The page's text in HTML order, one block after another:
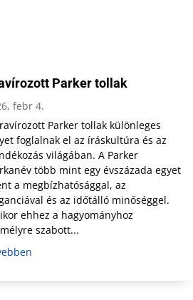
Parker tollak
febr 4.
Parker tollak különleges
foglalnak el az íráskultúra és az
világában. A Parker
több mint egy évszázada egyet
a megbízhatósággal, az
és az időtálló minőséggel.
ehhez a hagyományhoz
szabott...